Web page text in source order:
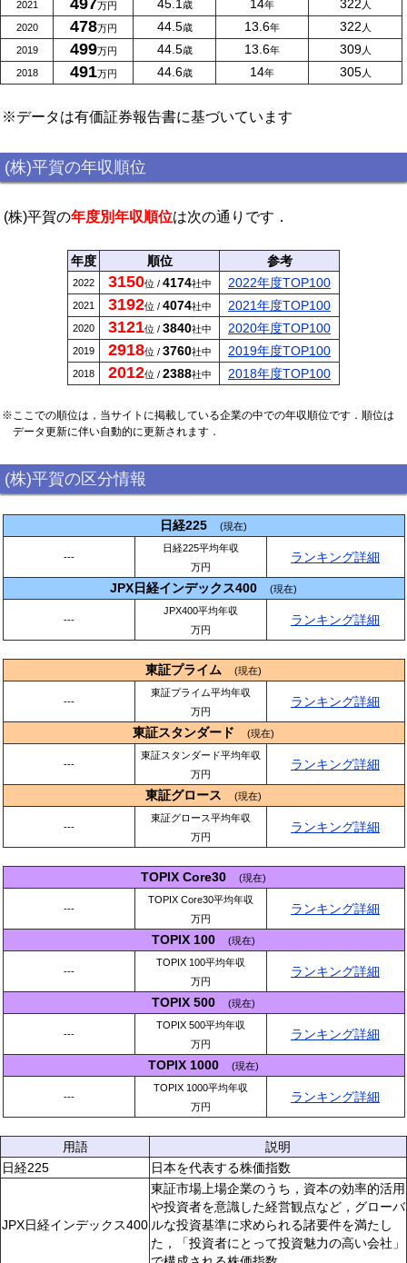
2021 497万円 45.1 歳 14年 322 人
2020 478万円 44.5歳 13.6年 322 人
2019 499万円 44.5歳 13.6年 309人
2018 491万円 44.6歳 14年 305人
※データは有価証券報告書に基づいています
(株)平賀の年収順位
(株)平賀の年度別年収順位は次の通りです．
年度 順位 参考
2022 3150位 / 4174社中 2022年度TOP100
2021 3192位 / 4074社中 2021年度TOP100
2020 3121位 / 3840社中 2020年度TOP100
2019 2918位 / 3760社中 2019年度TOP100
2018 2012位 / 2388社中 2018年度TOP100
※ここでの順位は，当サイトに掲載している企業の中での年収順位です．順位は
データ更新に伴い自動的に更新されます．
(株)平賀の区分情報
日経225 (現在)
---
日経225平均年収
万円
ランキング詳細
JPX日経インデックス400 (現在)
---
JPX400平均年収
万円
ランキング詳細
東証プライム (現在)
---
東証プライム平均年収
万円
ランキング詳細
東証スタンダード (現在)
---
東証スタンダード平均年収
万円
ランキング詳細
東証グロース (現在)
---
東証グロース平均年収
万円
ランキング詳細
TOPIX Core30 (現在)
---
TOPIX Core30平均年収
万円
ランキング詳細
TOPIX 100 (現在)
---
TOPIX 100平均年収
万円
ランキング詳細
TOPIX 500 (現在)
---
TOPIX 500平均年収
万円
ランキング詳細
TOPIX 1000 (現在)
---
TOPIX 1000平均年収
万円
ランキング詳細
用語
説明
日経225
日本を代表する株価指数
JPX日経インデックス400
東証市場上場企業のうち，資本の効率的活用
や投資者を意識した経営観点など，グローバ
ルな投資基準に求められる諸要件を満たし
た，「投資者にとって投資魅力の高い会社」